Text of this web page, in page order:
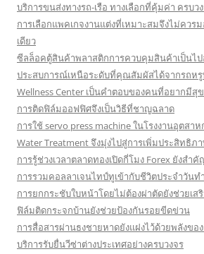
บริการขนส่งทางรถ-เรือ ทางเลือกที่คุ้มค่า ครบว
การเลือกแพคเกจงานแต่งที่เหมาะสมจึงไม่ควร
เดียว
ซีลล็อคตู้สินค้าพลาสติกการควบคุมสินค้าเป็นไ
ประสบการณ์เหนือระดับที่คุณสัมผัสได้จากรถห
Wellness Center เป็นคำตอบของคนที่อยากมีสุ
การติดฟิล์มออฟฟิศจึงเป็นวิธีที่ชาญฉลาด
การใช้ servo press machine ในโรงงานอุตสาห
Water Treatment จึงมุ่งไปสู่การเพิ่มประสิทธิภ
การรู้ช่วงเวลาตลาดทองเปิดกี่โมง Forex ยังสำ
การรวมคอลลาเจนไทป์ทูเข้ากับชีวิตประจำวันท
การยกกระชับใบหน้าโดยไม่ต้องผ่าตัดยังช่วยเ
ฟิล์มติดกระจกบ้านยังช่วยป้องกันรอยขีดข่วน
การสื่อสารผ่านธงชายหาดยังแฝงไว้ด้วยพลังขอ
บริการรับยื่นวีซ่าต่างประเทศอย่างครบวงจร